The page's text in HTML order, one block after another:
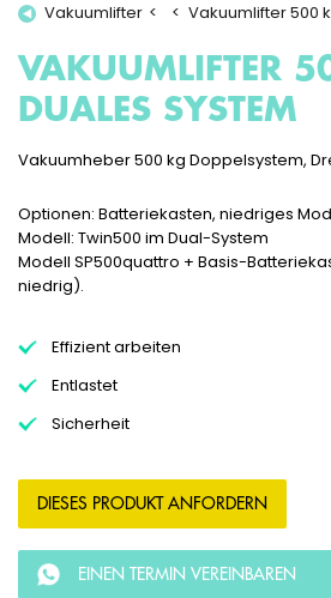
Vakuumlifter Vakuumlifter 500
VAKUUMLIFTER
DUALES SYSTEM
Vakuumheber 500 kg Doppelsystem,
Optionen: Batteriekasten, niedriges
Modell: Twin500 im Dual-System
Modell SP500quattro + Basis-
niedrig).
Effizient arbeiten
Entlastet
Sicherheit
DIESES PRODUKT ANFORDERN
EINEN TERMIN VEREINBAREN